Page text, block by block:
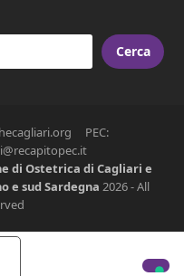
Cerca
PEC:
di Ostetrica di Cagliari e
e sud Sardegna 2026 - All